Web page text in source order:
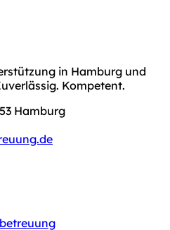
in Hamburg und
Kompetent.
Hamburg